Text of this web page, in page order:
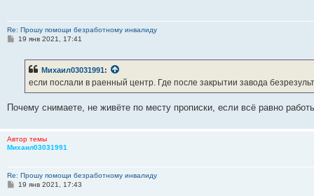
Re: Прошу помощи безработному инвалиду
С
е
19 янв 2021, 17:41
Михаил03031991:
если послали в раенный центр. Где после закрытии завода
Почему снимаете, не живёте по месту прописки, если всё равно
Автор темы
Михаил03031991
Re: Прошу помощи безработному инвалиду
С19 янв 2021, 17:43